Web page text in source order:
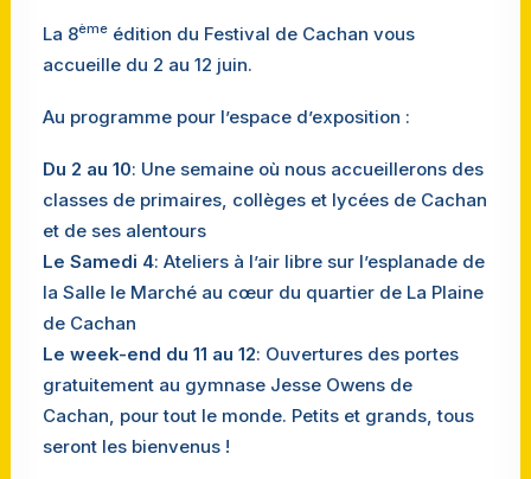
La 8ème édition du Festival de Cachan vous
accueille du 2 au 12 juin.
Au programme pour l’espace d’exposition :
Du 2 au 10: Une semaine où nous accueillerons des
classes de primaires, collèges et lycées de Cachan
et de ses alentours
Le Samedi 4: Ateliers à l’air libre sur l’esplanade de
la Salle le Marché au cœur du quartier de La Plaine
de Cachan
Le week-end du 11 au 12: Ouvertures des portes
gratuitement au gymnase Jesse Owens de
Cachan, pour tout le monde. Petits et grands, tous
seront les bienvenus !